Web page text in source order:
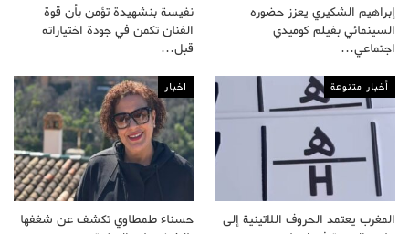
إبراهيم الشكيري يعزز حضوره
السينمائي بفيلم كوميدي
اجتماعي…
نفيسة بنشهيدة تؤمن بأن قوة
الفنان تكمن في جودة اختياراته
قبل…
أخبار متنوعة
المغرب يعتمد الحروف اللاتينية إلى
اخبار
حسناء طمطاوي تكشف عن شغفها